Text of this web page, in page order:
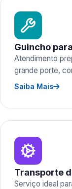
Guincho
Atendimento
grande porte,
Saiba Mais
Transporte
Serviço ideal